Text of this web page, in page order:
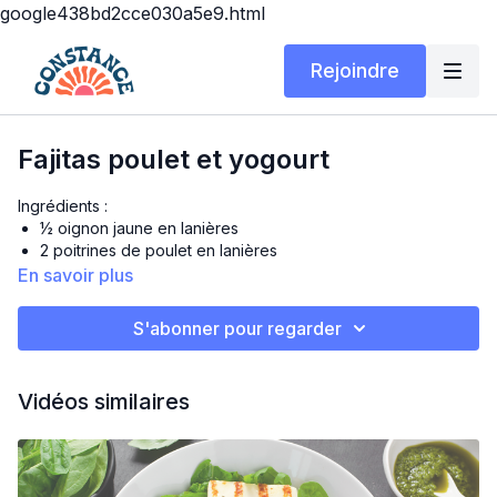
google438bd2cce030a5e9.html
Rejoindre
Fajitas poulet et yogourt
Ingrédients :
½ oignon jaune en lanières
2 poitrines de poulet en lanières
Mélange à épices pour fajitas au goût ou ces épices: chili
3 poivrons colorés en lanières
1 avocat en purée
1 filet de jus de lime
1 filet d’huile d’olive
En savoir plus
S'abonner pour regarder
Vidéos similaires